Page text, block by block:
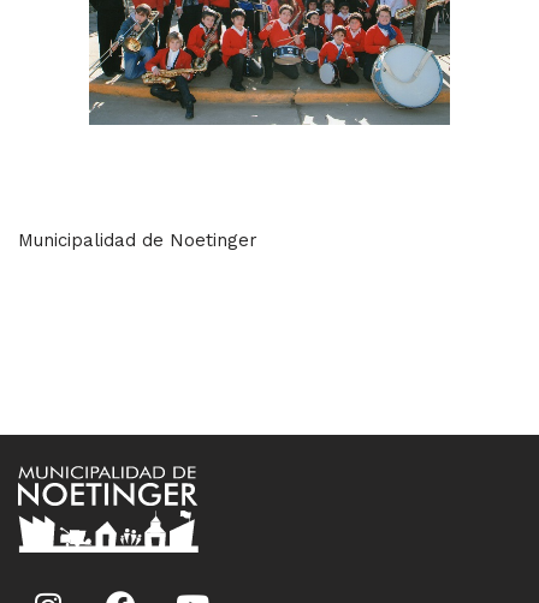
Municipalidad de Noetinger